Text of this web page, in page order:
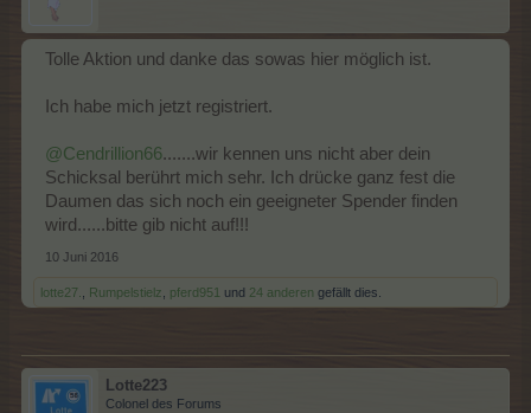
Tolle Aktion und danke das sowas hier möglich ist.
Ich habe mich jetzt registriert.
@Cendrillion66.......wir kennen uns nicht aber dein
Schicksal berührt mich sehr. Ich drücke ganz fest die
Daumen das sich noch ein geeigneter Spender finden
wird......bitte gib nicht auf!!!
10 Juni 2016
lotte27. Rumpelstielz pferd951 und 24 anderen gefällt dies.
Lotte223
Colonel des Forums